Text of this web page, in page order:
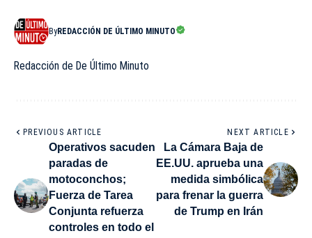
ByREDACCIÓN DE ÚLTIMO MINUTO
Redacción de De Último Minuto
PREVIOUS ARTICLE
Operativos sacuden
paradas de
motoconchos;
Fuerza de Tarea
Conjunta refuerza
controles en todo el
NEXT ARTICLE
La Cámara Baja de
EE.UU. aprueba una
medida simbólica
para frenar la guerra
de Trump en Irán